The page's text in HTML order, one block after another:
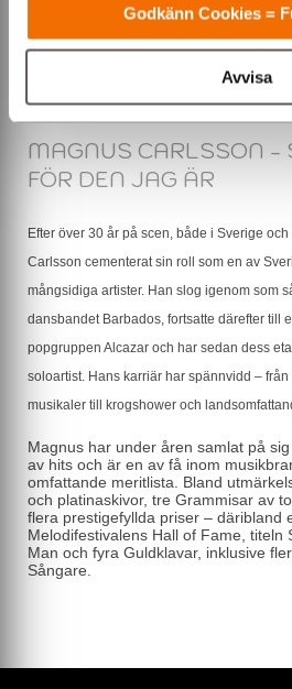
Godkänn Cookies =
Avvisa
Köp dina biljetter direkt via
För biljettfrågor ring Ticketmasters
170 70 70
MAGNUS CARLSSON -
FÖR DEN JAG ÄR
Efter över 30 år på scen, både i Sverige
Carlsson cementerat sin roll som en av
mångsidiga artister. Han slog igenom som
dansbandet Barbados, fortsatte därefter till
popgruppen Alcazar och har sedan dess
soloartist. Hans karriär har spännvidd –
musikaler till krogshower och
Magnus har under åren samlat på
av hits och är en av få inom
omfattande meritlista. Bland
och platinaskivor, tre Grammisar av
flera prestigefyllda priser – däribland
Melodifestivalens Hall of Fame, titeln
Man och fyra Guldklavar, inklusive
Sångare.